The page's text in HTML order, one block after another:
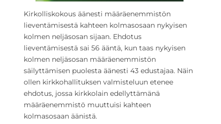
Kirkolliskokous äänesti määräenemmistön
lieventämisestä kahteen kolmasosaan nykyisen
kolmen neljäsosan sijaan. Ehdotus
lieventämisestä sai 56 ääntä, kun taas nykyisen
kolmen neljäsosan määräenemmistön
säilyttämisen puolesta äänesti 43 edustajaa. Näin
ollen kirkkohallituksen valmisteluun etenee
ehdotus, jossa kirkkolain edellyttämänä
määräenemmistö muuttuisi kahteen
kolmasosaan äänistä.